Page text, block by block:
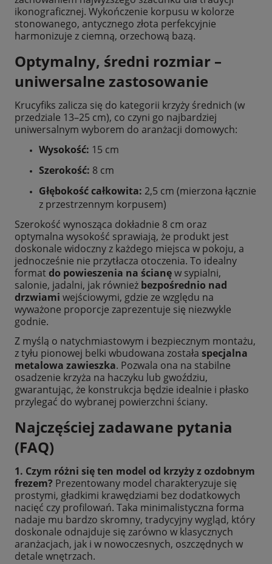
ikonograficznej. Wykończenie korpusu w kolorze
stonowanego, antycznego złota perfekcyjnie
harmonizuje z ciemną, orzechową bazą.
Optymalny, średni rozmiar –
uniwersalne zastosowanie
Krucyfiks zalicza się do kategorii krzyży średnich (w
przedziale 13–25 cm), co czyni go najbardziej
uniwersalnym wyborem do aranżacji domowych:
Wysokość: 15 cm
Szerokość: 8 cm
Głębokość całkowita: 2,5 cm (mierzona łącznie
z przestrzennym korpusem)
Szerokość wynosząca dokładnie 8 cm oraz
optymalna wysokość sprawiają, że produkt jest
doskonale widoczny z każdego miejsca w pokoju, a
jednocześnie nie przytłacza otoczenia. To idealny
formatdo powieszenia na ścianęw sypialni,
salonie, jadalni, jak również bezpośrednio nad
drzwiami wejściowymi, gdzie ze względu na
wyważone proporcje zaprezentuje się niezwykle
godnie.
Z myślą o natychmiastowym i bezpiecznym montażu,
z tyłu pionowej belki wbudowana została specjalna
metalowa zawieszka. Pozwala ona na stabilne
osadzenie krzyża na haczyku lub gwoździu,
gwarantując, że konstrukcja będzie idealnie i płasko
przylegać do wybranej powierzchni ściany.
Najczęściej zadawane pytania
(FAQ)
1. Czym różni się ten model od krzyży z ozdobnym
frezem? Prezentowany model charakteryzuje się
prostymi, gładkimi krawędziami bez dodatkowych
nacięć czy profilowań. Taka minimalistyczna forma
nadaje mu bardzo skromny, tradycyjny wygląd, który
doskonale odnajduje się zarówno w klasycznych
aranżacjach, jak i w nowoczesnych, oszczędnych w
detale wnętrzach.